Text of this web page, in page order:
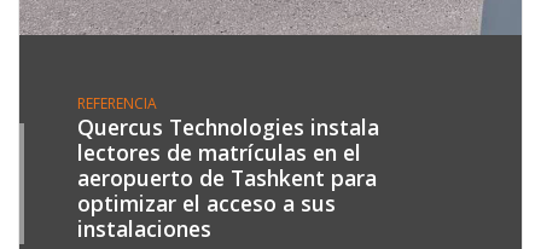
REFERENCIA
Quercus Technologies instala
lectores de matrículas en el
aeropuerto de Tashkent para
optimizar el acceso a sus
instalaciones